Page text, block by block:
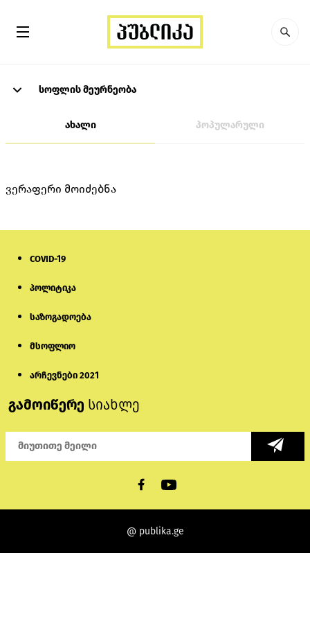
სოფლის მეურნეობა
ახალი პოპულარული
ვერაფერი მოიძებნა
COVID-19
პოლიტიკა
საზოგადოება
მსოფლიო
არჩევნები 2021
გამოიწერე სიახლე
@ publika.ge